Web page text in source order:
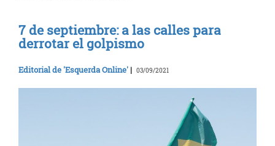
7 de septiembre: a las calles para
derrotar el golpismo
Editorial de 'Esquerda Online' | 03/09/2021